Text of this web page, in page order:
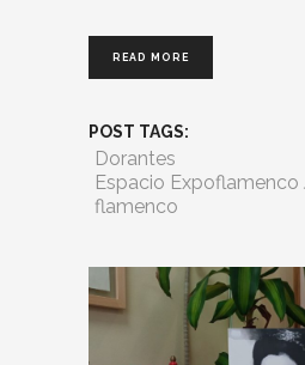
READ MORE
POST TAGS:
Dorantes
Espacio Expoflamenco
flamenco